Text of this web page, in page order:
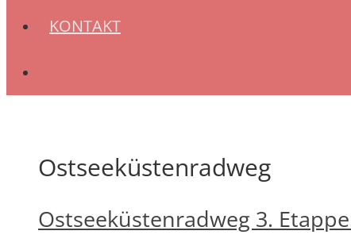
KONTAKT
Ostseeküstenradweg
Ostseeküstenradweg 3.